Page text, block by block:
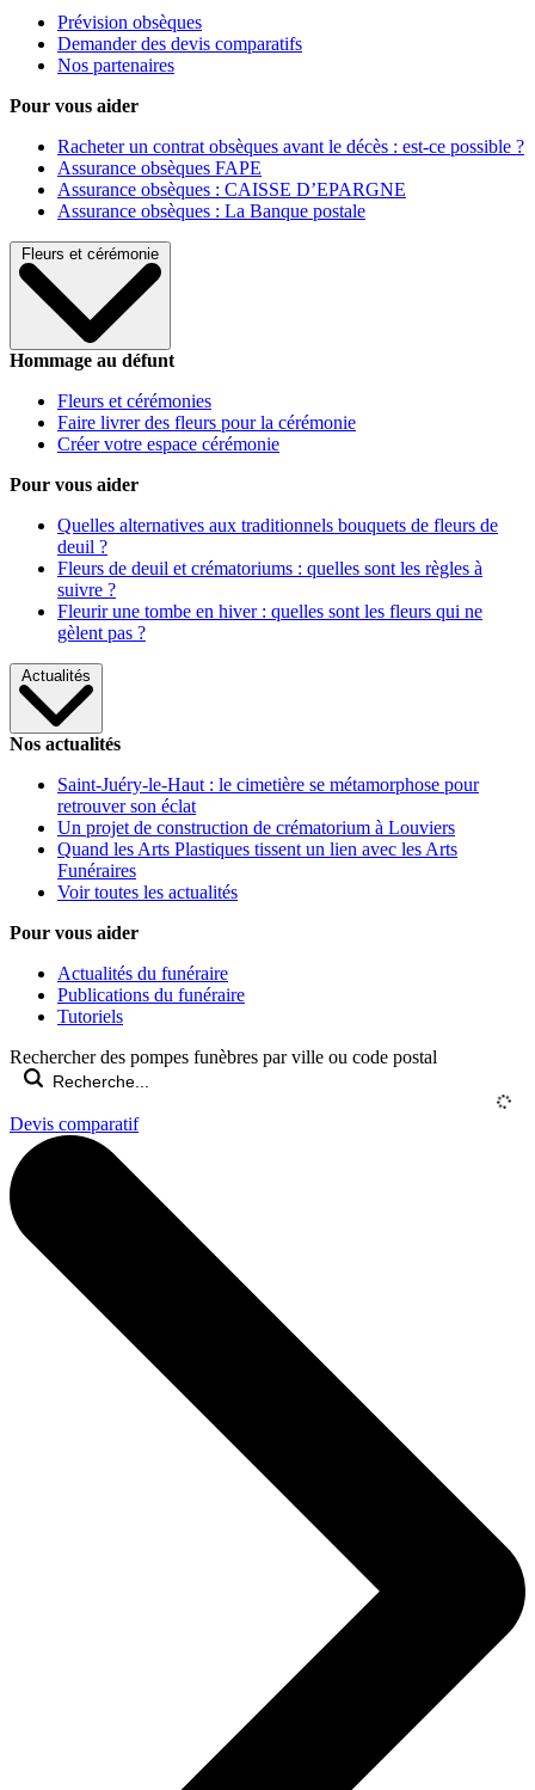
Prévision obsèques
Demander des devis comparatifs
Nos partenaires
Pour vous aider
Racheter un contrat obsèques avant le décès : est-ce possible ?
Assurance obsèques FAPE
Assurance obsèques : CAISSE D’EPARGNE
Assurance obsèques : La Banque postale
Fleurs et cérémonie
Hommage au défunt
Fleurs et cérémonies
Faire livrer des fleurs pour la cérémonie
Créer votre espace cérémonie
Pour vous aider
Quelles alternatives aux traditionnels bouquets de fleurs de
deuil ?
Fleurs de deuil et crématoriums : quelles sont les règles à
suivre ?
Fleurir une tombe en hiver : quelles sont les fleurs qui ne
gèlent pas ?
Actualités
Nos actualités
Saint-Juéry-le-Haut : le cimetière se métamorphose pour
retrouver son éclat
Un projet de construction de crématorium à Louviers
Quand les Arts Plastiques tissent un lien avec les Arts
Funéraires
Voir toutes les actualités
Pour vous aider
Actualités du funéraire
Publications du funéraire
Tutoriels
Rechercher des pompes funèbres par ville ou code postal
Devis comparatif